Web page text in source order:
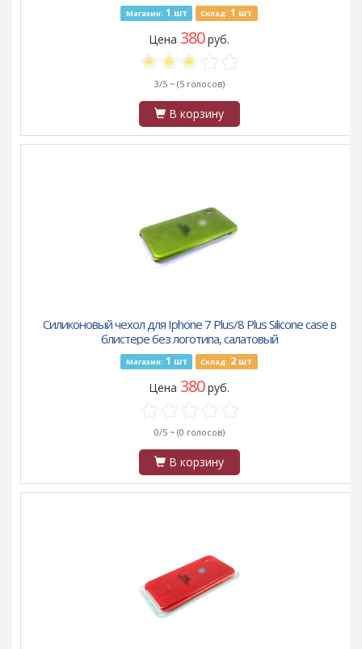
Магазин: 1 шт Склад: 1 шт
Цена 380руб.
3/5 ~ (5 голосов)
В корзину
Силиконовый чехол для Iphone 7 Plus/8 Plus Silicone case в
блистере без логотипа, салатовый
Магазин: 1 шт Склад: 2 шт
Цена 380руб.
0/5 ~ (0 голосов)
В корзину